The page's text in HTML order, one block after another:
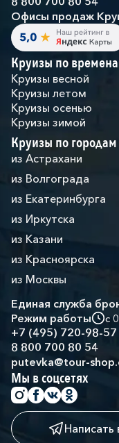
Офисы продаж
Круизы по
Круизы весной
Круизы летом
Круизы осенью
Круизы зимой
Круизы по
из Астрахани
из Волгограда
из Екатеринбурга
из Иркутска
из Казани
из Красноярска
из Москвы
Единая служба
Режим работы
с
+7 (495) 720-98-57
8 800 700 80 54
putevka@tour-
Мы в соцсетях
Написать